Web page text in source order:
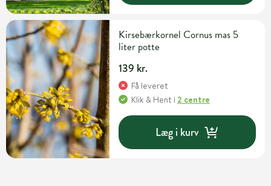
Kirsebærkornel Cornus mas 5
liter potte
139 kr.
Få leveret
Klik & Hent i2 centre
Læg i kurv